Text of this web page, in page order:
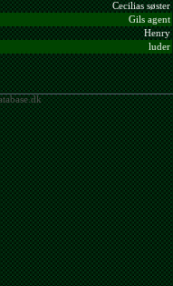
Cecilias søster
Gils agent
Henry
luder